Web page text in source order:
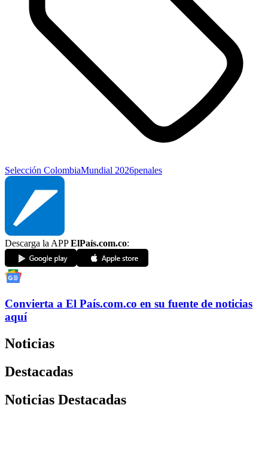
Selección ColombiaMundial 2026penales
Descarga la APPElPaís.com.co:
Convierta a El País.com.co en su fuente de noticias
aquí
Noticias
Destacadas
Noticias Destacadas